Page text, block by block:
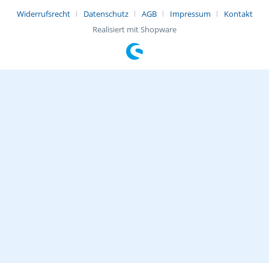
Widerrufsrecht
Datenschutz AGB Impressum
Kontakt
Realisiert mit Shopware